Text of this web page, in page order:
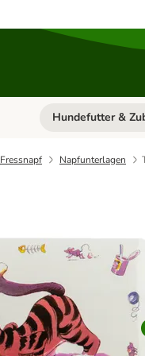
Kategorie-Menü
Hundefutter &
Fressnapf Napfunterlagen